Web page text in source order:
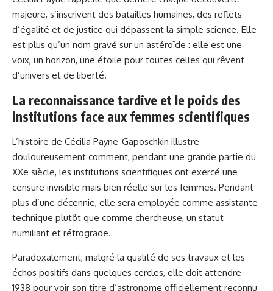
majeure, s’inscrivent des batailles humaines, des reflets
d’égalité et de justice qui dépassent la simple science. Elle
est plus qu’un nom gravé sur un astéroïde : elle est une
voix, un horizon, une étoile pour toutes celles qui rêvent
d’univers et de liberté.
La reconnaissance tardive et le poids des
institutions face aux femmes scientifiques
L’histoire de Cécilia Payne-Gaposchkin illustre
douloureusement comment, pendant une grande partie du
XXe siècle, les institutions scientifiques ont exercé une
censure invisible mais bien réelle sur les femmes. Pendant
plus d’une décennie, elle sera employée comme assistante
technique plutôt que comme chercheuse, un statut
humiliant et rétrograde.
Paradoxalement, malgré la qualité de ses travaux et les
échos positifs dans quelques cercles, elle doit attendre
1938 pour voir son titre d’astronome officiellement reconnu